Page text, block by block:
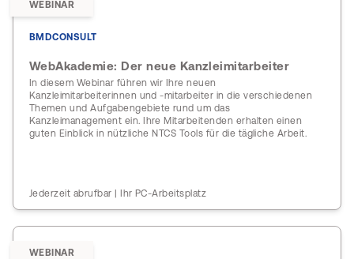
WEBINAR
BMDCONSULT
WebAkademie: Der neue Kanzleimitarbeiter
In diesem Webinar führen wir Ihre neuen
Kanzleimitarbeiterinnen und -mitarbeiter in die verschiedenen
Themen und Aufgabengebiete rund um das
Kanzleimanagement ein. Ihre Mitarbeitenden erhalten einen
guten Einblick in nützliche NTCS Tools für die tägliche Arbeit.
Jederzeit abrufbar | Ihr PC-Arbeitsplatz
WEBINAR